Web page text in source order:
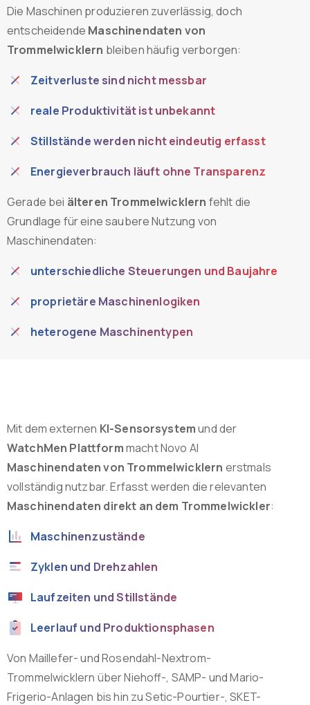
Die Maschinen produzieren zuverlässig, doch
entscheidende Maschinendaten von
Trommelwicklern bleiben häufig verborgen:
Zeitverluste sind nicht messbar
reale Produktivität ist unbekannt
Stillstände werden nicht eindeutig erfasst
Energieverbrauch läuft ohne Transparenz
Gerade bei älteren Trommelwicklern fehlt die
Grundlage für eine saubere Nutzung von
Maschinendaten:
unterschiedliche Steuerungen und Baujahre
proprietäre Maschinenlogiken
heterogene Maschinentypen
Mit dem externen KI-Sensorsystemund der
WatchMen Plattformmacht Novo AI
Maschinendaten von Trommelwicklern erstmals
vollständig nutzbar. Erfasst werden die relevanten
Maschinendaten direkt an dem Trommelwickler:
Maschinenzustände
Zyklen und Drehzahlen
Laufzeiten und Stillstände
Leerlauf und Produktionsphasen
Von Maillefer- und Rosendahl-Nextrom-
Trommelwicklern über Niehoff-, SAMP- und Mario-
Frigerio-Anlagen bis hin zu Setic-Pourtier-, SKET-